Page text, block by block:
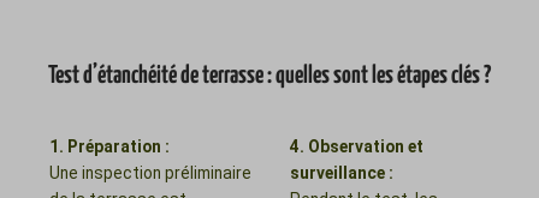
Test d’étanchéité de terrasse : quelles sont les étapes clés ?
1. Préparation :
Une inspection préliminaire
4. Observation et
surveillance :